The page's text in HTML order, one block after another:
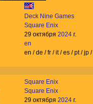
Deck Nine Games
Square Enix
29 октября 2024 г.
en
en / de / fr / it / es / pt / jp
Square Enix
Square Enix
29 октября 2024 г.